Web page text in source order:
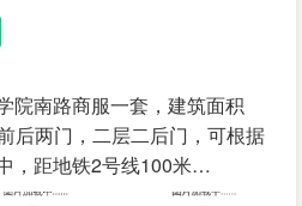
院南路商服一套，建筑面积
后两门，二层二后门，可根据
，距地铁2号线100米…